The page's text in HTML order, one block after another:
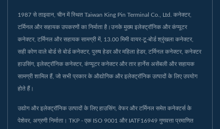
1987 से ताइवान, चीन में स्थित Taiwan King Pin Terminal Co., Ltd. कनेक्टर,
टर्मिनल और सहायक उपकरणों का निर्माता है।उनके मुख्य इलेक्ट्रॉनिक और कंप्यूटर
कनेक्टर, टर्मिनल और सहायक सामग्री में, 13.00 मिमी वायर-टू-बोर्ड श्रृंखला कनेक्टर,
सही कोण वाले बोर्ड से बोर्ड कनेक्टर, पुरुष हेडर और महिला हेडर, टर्मिनल कनेक्टर, कनेक्टर
हाउसिंग, इलेक्ट्रॉनिक कनेक्टर, कंप्यूटर कनेक्टर और तार हार्नेस असेंबली और सहायक
सामग्री शामिल हैं, जो सभी प्रकार के औद्योगिक और इलेक्ट्रॉनिक उत्पादों के लिए उपयोग
होते हैं।
उद्योग और इलेक्ट्रॉनिक उत्पादों के लिए हाउसिंग, वेफर और टर्मिनल समेत कनेक्टर्स के
पेशेवर, अग्रणी निर्माता। TKP - एक ISO 9001 और IATF16949 गुणवत्ता प्रमाणित